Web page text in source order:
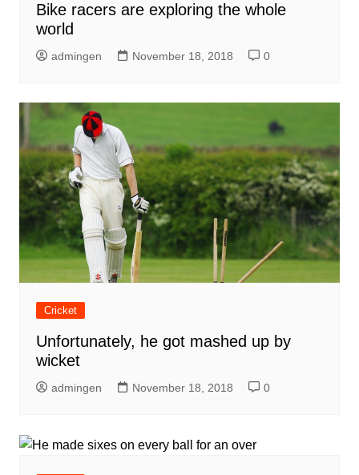
Bike racers are exploring the whole
world
admingen November 18, 2018 0
Cricket
Unfortunately, he got mashed up by
wicket
admingen November 18, 2018 0